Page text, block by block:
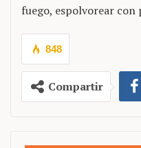
fuego, espolvorear con
848
Compartir